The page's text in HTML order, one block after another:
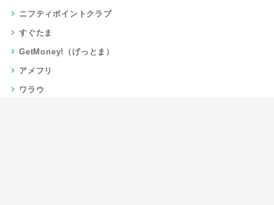
ニフティポイントクラブ
すぐたま
GetMoney!（げっとま）
アメフリ
ワラウ